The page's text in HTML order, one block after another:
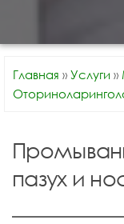
Главная » Услуги »
пазух и